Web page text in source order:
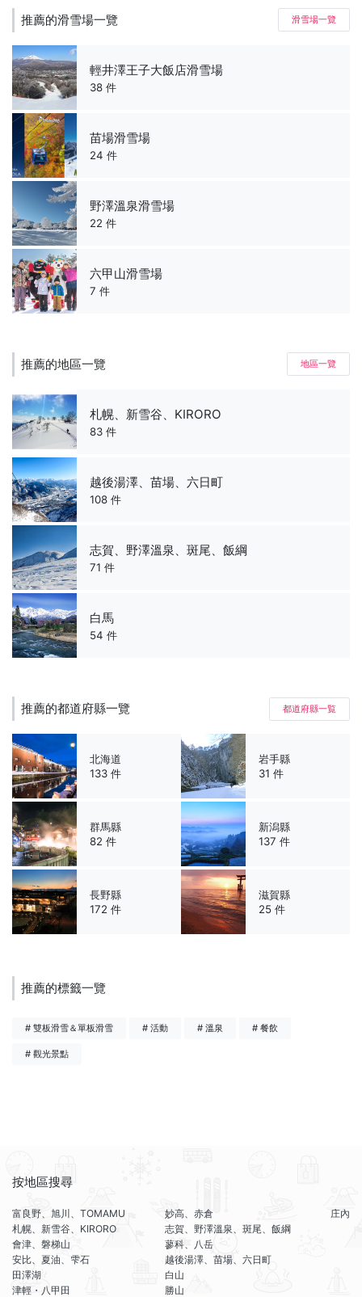
推薦的滑雪場一覽 滑雪場一覽
輕井澤王子大飯店滑雪場
38 件
苗場滑雪場
24 件
野澤溫泉滑雪場
22 件
六甲山滑雪場
7 件
推薦的地區一覽 地區一覽
札幌、新雪谷、KIRORO
83 件
越後湯澤、苗場、六日町
108 件
志賀、野澤溫泉、斑尾、飯綱
71 件
白馬
54 件
推薦的都道府縣一覽 都道府縣一覧
北海道
133 件
岩手縣
31 件
群馬縣
82 件
新潟縣
137 件
長野縣
172 件
滋賀縣
25 件
推薦的標籤一覽
# 雙板滑雪＆單板滑雪 # 活動 # 溫泉 # 餐飲
# 觀光景點
按地區搜尋
富良野、旭川、TOMAMU
札幌、新雪谷、KIRORO
會津、磐梯山
安比、夏油、雫石
田澤湖
津輕・八甲田
妙高、赤倉
志賀、野澤溫泉、斑尾、飯綱
蓼科、八岳
越後湯澤、苗場、六日町
白山
勝山
庄內